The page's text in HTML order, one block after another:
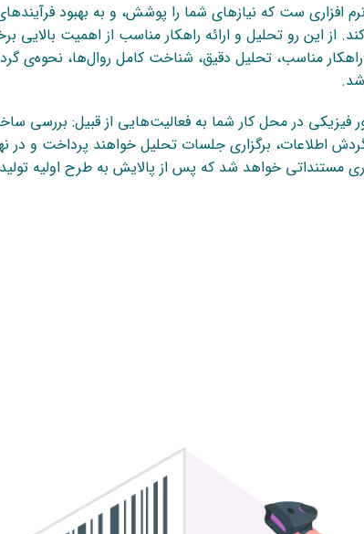
افزاری ست که نیازهای شما را پوشش، و به بهبود
این رو تحلیل و ارائه راهکار مناسب از اهمیت بالایی
راهکار مناسب، تحلیل دقیق، شناخت کامل روال‌ها، نحوه‌ی
فیزیکی در محل کار شما به فعالیت‌هایی از قبیل: بررسی
اطلاعات، برگزاری جلسات تحلیل خواهند پرداخت و در
خواهد شد که پس از پالایش به طرح اولیه تولید